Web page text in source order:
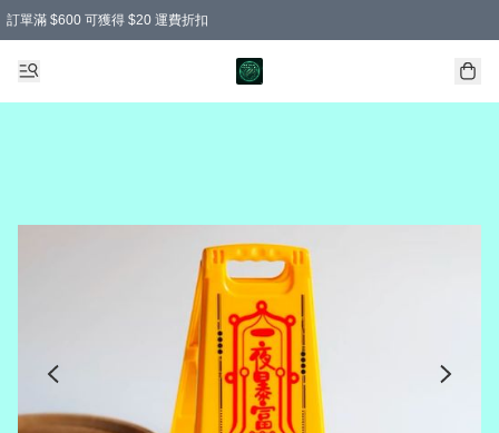
訂單滿 $600 可獲得 $20 運費折扣